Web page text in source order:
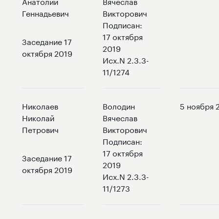
Геннадьевич
Заседание 17
октября 2019
Викторович
Подписан:
17 октября
2019
Исх.N 2.3.3-
11/1274
Николаев
Николай
Петрович
Заседание 17
октября 2019
Володин
Вячеслав
Викторович
Подписан:
17 октября
2019
Исх.N 2.3.3-
11/1273
5 ноября